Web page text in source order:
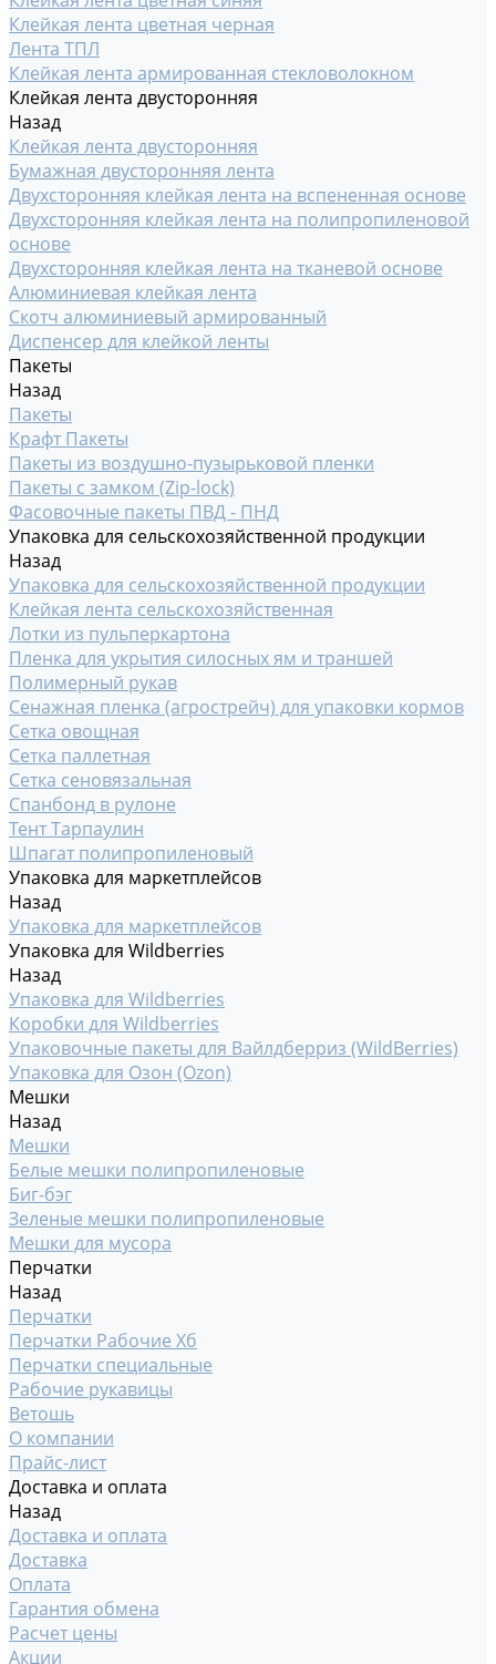
Клейкая лента цветная черная
Лента ТПЛ
Клейкая лента армированная стекловолокном
Клейкая лента двусторонняя
Назад
Клейкая лента двусторонняя
Бумажная двусторонняя лента
Двухсторонняя клейкая лента на вспененная основе
Двухсторонняя клейкая лента на полипропиленовой
основе
Двухсторонняя клейкая лента на тканевой основе
Алюминиевая клейкая лента
Скотч алюминиевый армированный
Диспенсер для клейкой ленты
Пакеты
Назад
Пакеты
Крафт Пакеты
Пакеты из воздушно-пузырьковой пленки
Пакеты с замком (Zip-lock)
Фасовочные пакеты ПВД - ПНД
Упаковка для сельскохозяйственной продукции
Назад
Упаковка для сельскохозяйственной продукции
Клейкая лента сельскохозяйственная
Лотки из пульперкартона
Пленка для укрытия силосных ям и траншей
Полимерный рукав
Сенажная пленка (агрострейч) для упаковки кормов
Сетка овощная
Сетка паллетная
Сетка сеновязальная
Спанбонд в рулоне
Тент Тарпаулин
Шпагат полипропиленовый
Упаковка для маркетплейсов
Назад
Упаковка для маркетплейсов
Упаковка для Wildberries
Назад
Упаковка для Wildberries
Коробки для Wildberries
Упаковочные пакеты для Вайлдберриз (WildBerries)
Упаковка для Озон (Ozon)
Мешки
Назад
Мешки
Белые мешки полипропиленовые
Биг-бэг
Зеленые мешки полипропиленовые
Мешки для мусора
Перчатки
Назад
Перчатки
Перчатки Рабочие Хб
Перчатки специальные
Рабочие рукавицы
Ветошь
О компании
Прайс-лист
Доставка и оплата
Назад
Доставка и оплата
Доставка
Оплата
Гарантия обмена
Расчет цены
Акции